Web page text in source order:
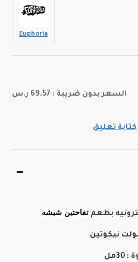
كتابة تعليق
السعر بدون ضريبة : 69.57 ر.س
Euphoria
بطعمتفاحتين شيشه
نيكوتين
30مل